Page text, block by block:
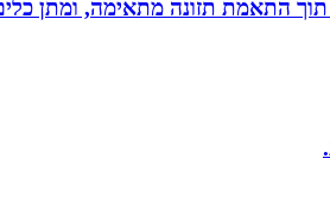
תוך התאמת תזונה מתאימה, ומתן